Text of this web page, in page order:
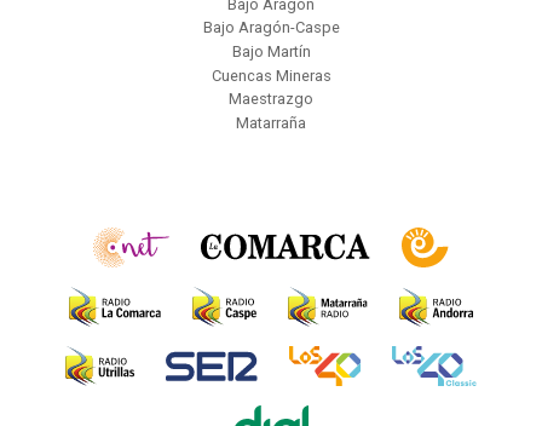
Bajo Aragón
Bajo Aragón-Caspe
Bajo Martín
Cuencas Mineras
Maestrazgo
Matarraña